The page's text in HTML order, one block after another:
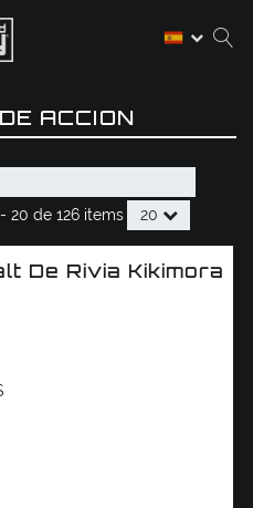
ACCION
20 de 126 items 20
De Rivia Kikimora